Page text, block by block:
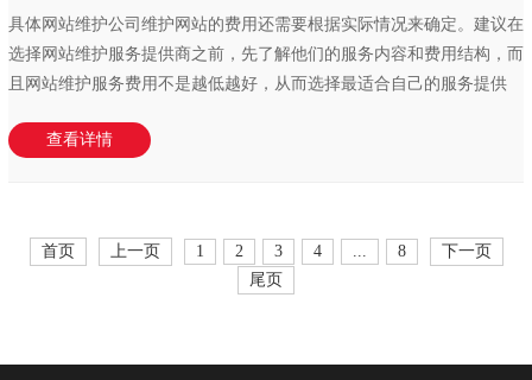
具体网站维护公司维护网站的费用还需要根据实际情况来确定。建议在
选择网站维护服务提供商之前，先了解他们的服务内容和费用结构，而
且网站维护服务费用不是越低越好，从而选择最适合自己的服务提供
查看详情
首页 上一页 1 2 3 4 ... 8
下一页
尾页